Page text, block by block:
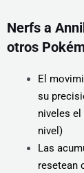
Nerfs a
otros
El
su
niveles el
nivel)
Las
resetean